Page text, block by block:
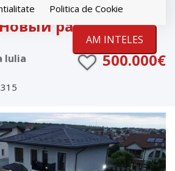
Politica de Cookie
AM INTELES
рядом с
район!
Iulia 500.000€